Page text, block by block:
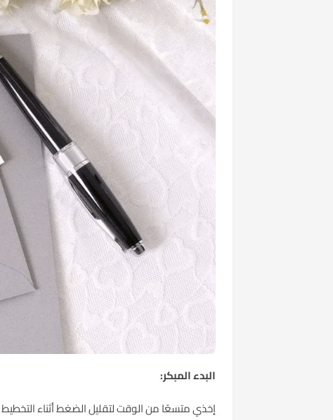
البدء المبكر:
إخذي متسعًا من الوقت لتقليل الضغط أثناء